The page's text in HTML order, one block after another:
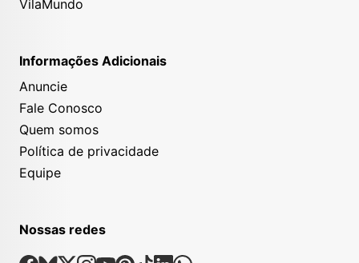
VilaMundo
Informações Adicionais
Anuncie
Fale Conosco
Quem somos
Política de privacidade
Equipe
Nossas redes